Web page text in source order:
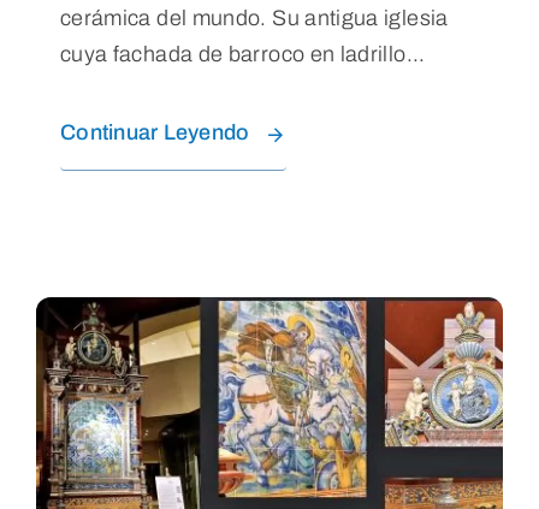
cerámica del mundo. Su antigua iglesia
cuya fachada de barroco en ladrillo...
Continuar Leyendo